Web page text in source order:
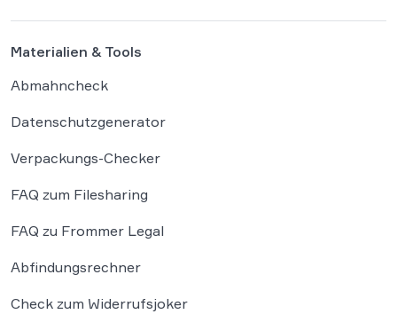
Materialien & Tools
Abmahncheck
Datenschutzgenerator
Verpackungs-Checker
FAQ zum Filesharing
FAQ zu Frommer Legal
Abfindungsrechner
Check zum Widerrufsjoker